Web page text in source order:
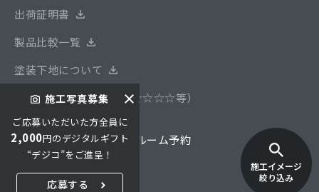
施工イメージ
絞り込み
施工写真募集
ご応募いただいた方全員に
2,000円のデジタルギフト
“デジコ”をご進呈！
応募する
出荷証明書
製品比較一覧
塗装下地について
安全性基準について（F☆☆☆☆等）
オンライン商談・ショールーム予約
オンラインショップ